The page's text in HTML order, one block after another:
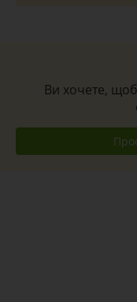
Ви хочете,